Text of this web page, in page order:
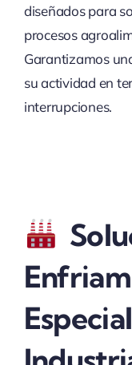
diseñados para
procesos
Garantizamos
su actividad en
interrupciones.